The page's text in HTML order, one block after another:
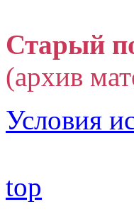
Старый
(архив
Условия
top